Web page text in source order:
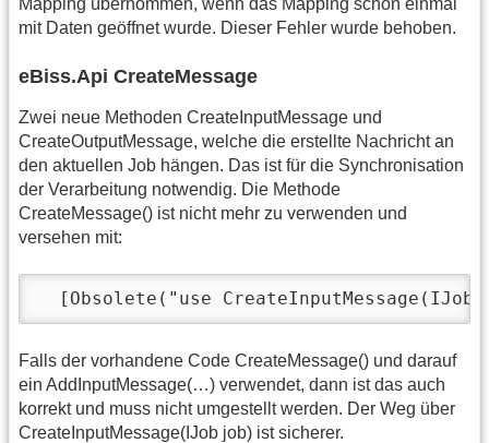
Mapping übernommen, wenn das Mapping schon einmal
mit Daten geöffnet wurde. Dieser Fehler wurde behoben.
eBiss.Api CreateMessage
Zwei neue Methoden CreateInputMessage und
CreateOutputMessage, welche die erstellte Nachricht an
den aktuellen Job hängen. Das ist für die Synchronisation
der Verarbeitung notwendig. Die Methode
CreateMessage() ist nicht mehr zu verwenden und
versehen mit:
[Obsolete("use CreateInputMessage(IJob
Falls der vorhandene Code CreateMessage() und darauf
ein AddInputMessage(…) verwendet, dann ist das auch
korrekt und muss nicht umgestellt werden. Der Weg über
CreateInputMessage(IJob job) ist sicherer.